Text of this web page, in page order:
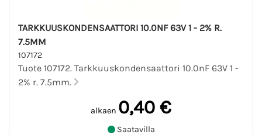
TARKKUUSKONDENSAATTORI 10.0NF 63V 1 - 2% R.
7.5MM
107172
Tuote 107172. Tarkkuuskondensaattori 10.0nF 63V 1 -
2% r. 7.5mm.
alkaen 0,40 €
Saatavilla